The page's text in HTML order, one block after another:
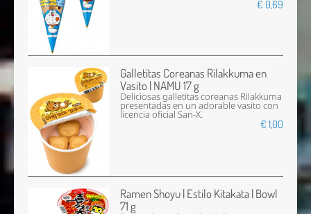
€ 0,69
Galletitas Coreanas Rilakkuma en
Vasito | NAMU 17 g
Deliciosas galletitas coreanas Rilakkuma
presentadas en un adorable vasito con
licencia oficial San-X.
€ 1,00
Ramen Shoyu | Estilo Kitakata | Bowl
71 g